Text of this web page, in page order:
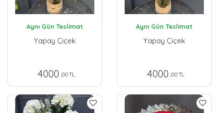
Aynı Gün Teslimat
Yapay Çiçek
4000 ,00 TL
Aynı Gün Teslimat
Yapay Çiçek
4000 ,00 TL